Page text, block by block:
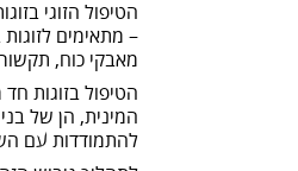
הטיפול הזוגי
– מתאימים
מאבקי כוח,
הטיפול בזוגות
המינית, הן של
להתמודדות עם